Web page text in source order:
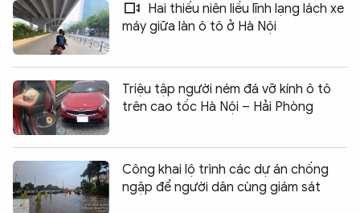
Hai thiếu niên liều lĩnh lạng lách xe
máy giữa làn ô tô ở Hà Nội
Triệu tập người ném đá vỡ kính ô tô
trên cao tốc Hà Nội – Hải Phòng
Công khai lộ trình các dự án chống
ngập để người dân cùng giám sát